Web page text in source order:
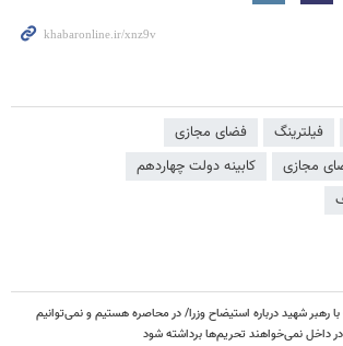
فیلترینگ
فضای مجازی
مجازی
کابینه دولت چهاردهم
رهبر شهید درباره استیضاح وزرا/ در محاصره هستیم و نمی‌توانیم
داخل نمی‌خواهند تحریم‌ها برداشته شود